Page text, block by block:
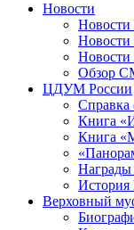
Новости
Обзор
ЦДУМ России
Книга
Книга
Верховный